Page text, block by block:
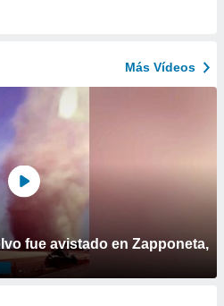
Más Vídeos
fue avistado en Zapponeta,